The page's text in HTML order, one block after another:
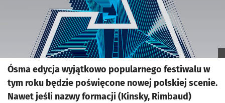
Ósma edycja wyjątkowo popularnego festiwalu w
tym roku będzie poświęcone nowej polskiej scenie.
Nawet jeśli nazwy formacji (Kinsky, Rimbaud)